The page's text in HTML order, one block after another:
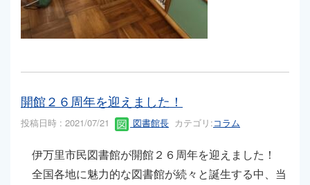
開館２６周年を迎えました！
投稿日時 : 2021/07/21 図書館長 カテゴリ:コラム
伊万里市民図書館が開館２６周年を迎えました！
全国各地に魅力的な図書館が続々と誕生する中、当